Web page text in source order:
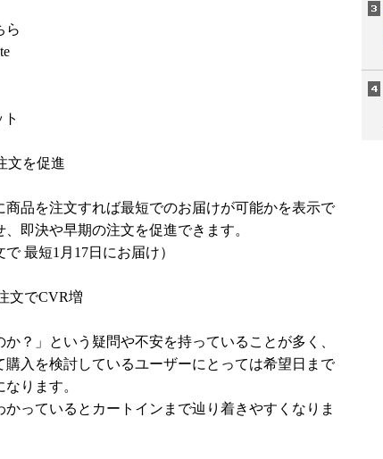
ら
文を促進
品を注文すれば最短でのお届けが可能かを表示で
即決や早期の注文を促進できます。
最短1月17日にお届け）
文でCVR増
？」という疑問や不安を持っていることが多く、
入を検討しているユーザーにとっては希望日まで
ります。
っているとカートインまで辿り着きやすくなりま